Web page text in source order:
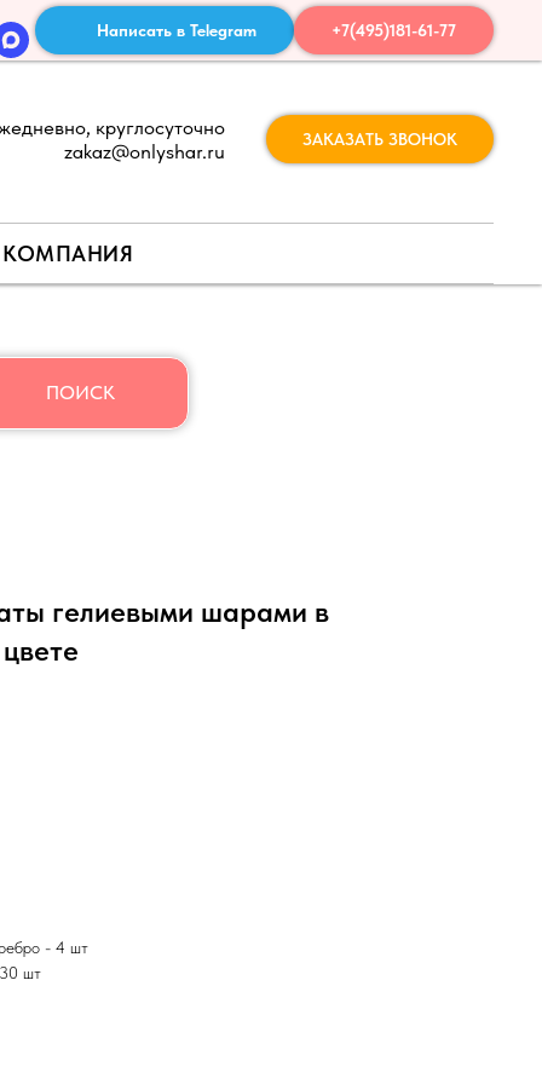
Написать в Telegram +7(495)181-61-77
круглосуточно
zakaz@onlyshar.ru
ЗАКАЗАТЬ ЗВОНОК
КОМПАНИЯ
ПОИСК
гелиевыми шарами в
- 4 шт
шт